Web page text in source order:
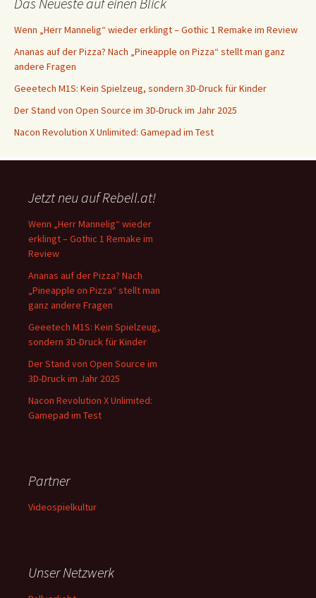
Wenn „Herr Mannelig“ wieder erklingt – Gothic 1 Remake im Review
Ananas auf der Pizza? Nach „Pineapple on Pizza“ stellt man ganz
andere Fragen
Geeetech M1S: Kein Spielzeug, sondern 3D-Druck für Kinder
Der Stand von Open Source im 3D-Druck im Jahr 2025
Nacon Revolution X Unlimited: Gamepad im Test
Jetzt neu auf Rebell.at!
Wenn „Herr Mannelig“ wieder
erklingt – Gothic 1 Remake im
Review
Ananas auf der Pizza? Nach
„Pineapple on Pizza“ stellt man
ganz andere Fragen
Geeetech M1S: Kein Spielzeug,
sondern 3D-Druck für Kinder
Der Stand von Open Source im
3D-Druck im Jahr 2025
Nacon Revolution X Unlimited:
Gamepad im Test
Partner
Videospielkultur
Unser Netzwerk